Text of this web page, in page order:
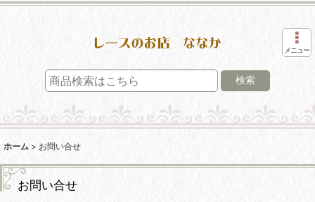
メニュー
検索
ホーム > お問い合せ
お問い合せ